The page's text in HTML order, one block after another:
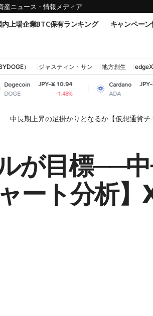
産ニュース・情報メディア
内上場企業BTC保有ランキング キャンペー
） ジャスティン・サン 地方創生 edgeX
JPY-¥ 10.94
-1.48%
JPY-¥ 32.41
+7.06%
中長期上昇の足掛かりとなるか【仮想通貨
が目標──
ト分析】